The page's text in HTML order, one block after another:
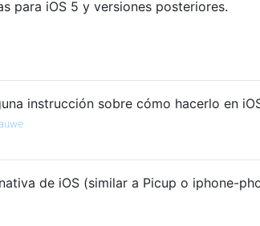
para iOS 5 y versiones posteriores.
instrucción sobre cómo hacerlo en
de iOS (similar a Picup o iphone-